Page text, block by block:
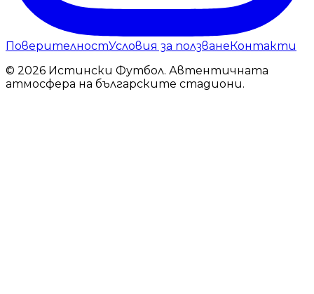
ПоверителностУсловия за ползванеКонтакти
© 2026 Истински Футбол. Автентичната
атмосфера на българските стадиони.